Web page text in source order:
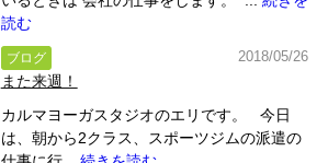
読む
ブログ 2018/05/26
また来週！
カルマヨーガスタジオのエリです。 今日
は、朝から2クラス、スポーツジムの派遣の